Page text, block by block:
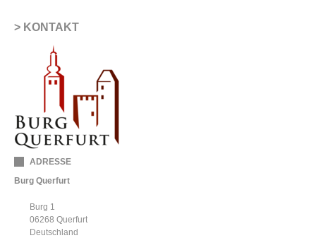
KONTAKT
ADRESSE
Burg Querfurt
Burg 1
06268 Querfurt
Deutschland